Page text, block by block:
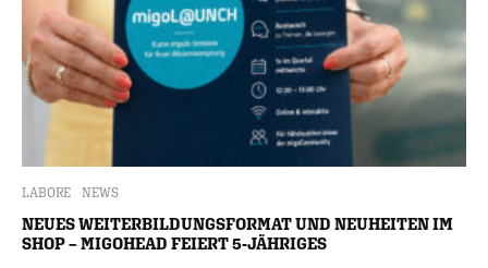
LABORE NEWS
NEUES WEITERBILDUNGSFORMAT UND NEUHEITEN IM
SHOP – MIGOHEAD FEIERT 5-JÄHRIGES